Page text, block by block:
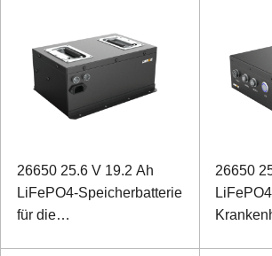
26650 25.6 V 19.2 Ah
LiFePO4-Speicherbatterie
für die
26650